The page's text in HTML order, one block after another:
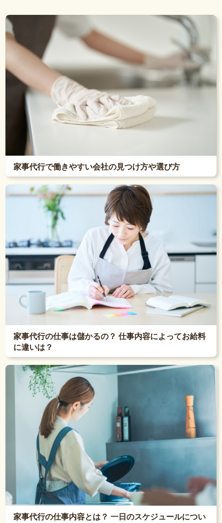
家事代行で働きやすい会社の見つけ方や選び方
家事代行の仕事は儲かるの？ 仕事内容によってお給料
に違いは？
家事代行の仕事内容とは？ 一日のスケジュールについ